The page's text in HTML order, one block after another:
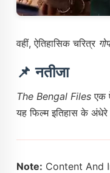
वहीं, ऐतिहासिक चरित्र
📌 नतीजा
The Bengal Files एक
यह फिल्म इतिहास के अंधेरे
Note: Content And